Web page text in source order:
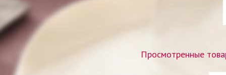
Просмотренные